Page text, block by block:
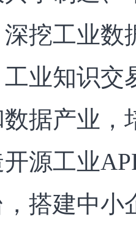
挖工业数
业知识交
据产业，
源工业
搭建中小